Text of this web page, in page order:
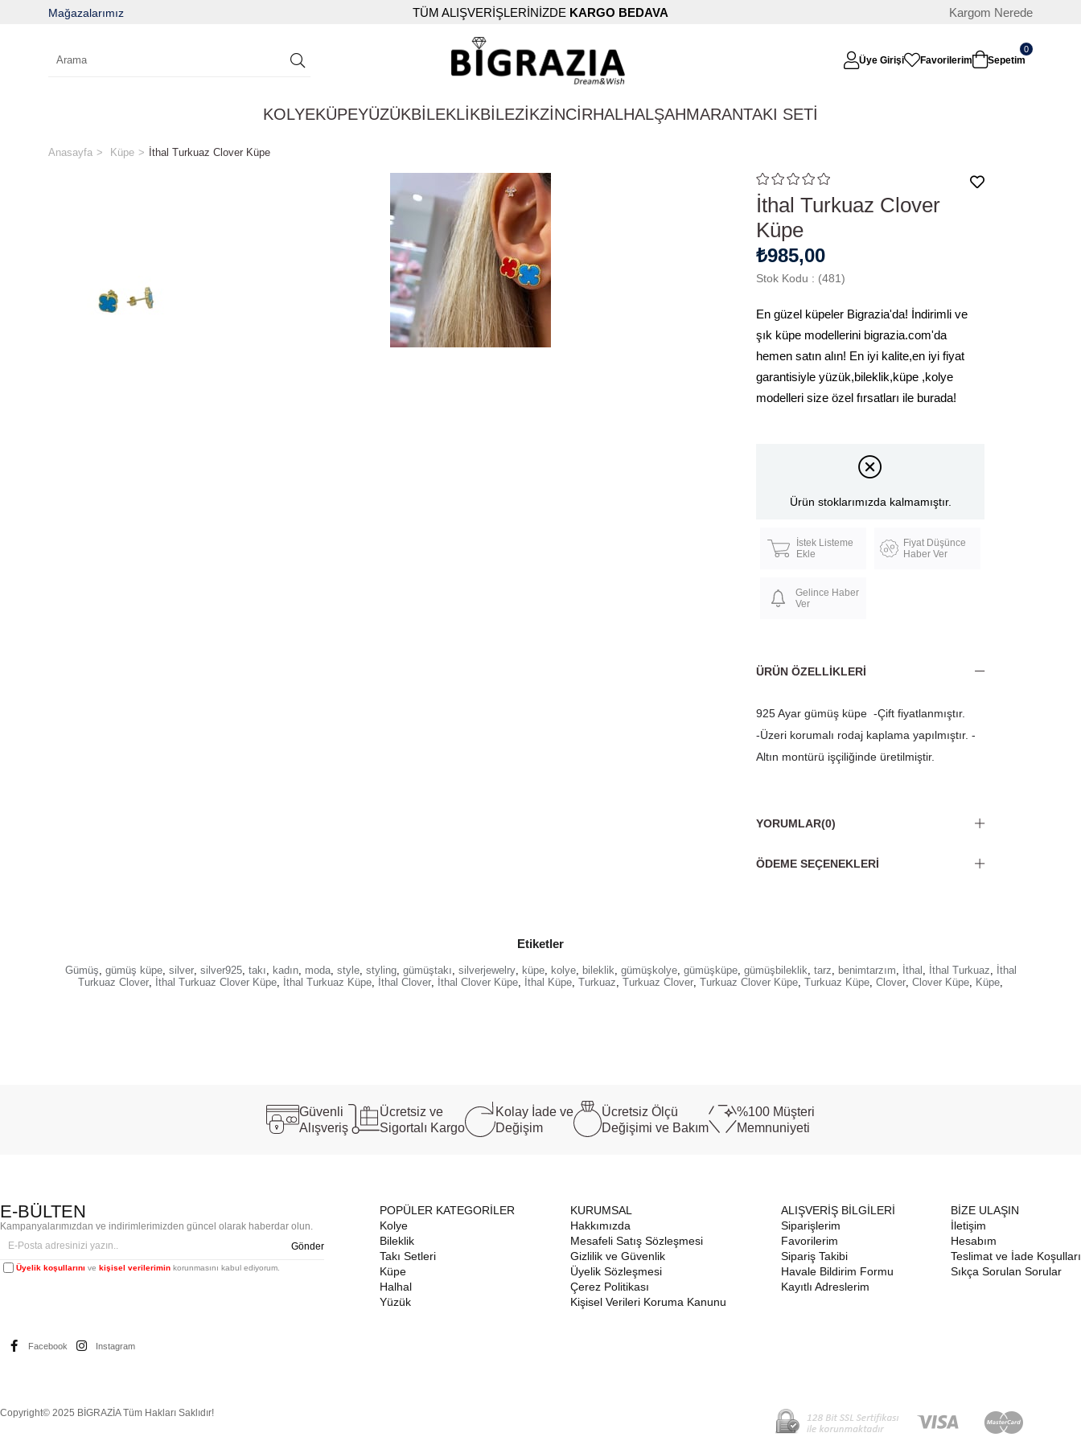
Mağazalarımız TÜM ALIŞVERİŞLERİNİZDE KARGO BEDAVA Kargom Nerede
Üye Girişi Favorilerim Sepetim
0
KOLYEKÜPEYÜZÜKBİLEKLİKBİLEZİKZİNCİRHALHALŞAHMARANTAKI SETİ
Anasayfa Küpe İthal Turkuaz Clover Küpe
İthal Turkuaz Clover
Küpe
₺985,00
Stok Kodu (481)
En güzel küpeler Bigrazia'da! İndirimli ve
şık küpe modellerini bigrazia.com'da
hemen satın alın! En iyi kalite,en iyi fiyat
garantisiyle yüzük,bileklik,küpe ,kolye
modelleri size özel fırsatları ile burada!
Ürün stoklarımızda kalmamıştır.
İstek Listeme
Ekle
Fiyat Düşünce
Haber Ver
Gelince Haber
Ver
ÜRÜN ÖZELLIKLERI
925 Ayar gümüş küpe -Çift fiyatlanmıştır.
-Üzeri korumalı rodaj kaplama yapılmıştır. -
Altın montürü işçiliğinde üretilmiştir.
YORUMLAR(0)
ÖDEME SEÇENEKLERI
Etiketler
Gümüş, gümüş küpe, silver, silver925, takı, kadın, moda, style, styling, gümüştakı, silverjewelry, küpe, kolye, bileklik, gümüşkolye, gümüşküpe, gümüşbileklik, tarz, benimtarzım, İthal , İthal Turkuaz, İthal
Turkuaz Clover, İthal Turkuaz Clover Küpe, İthal Turkuaz Küpe, İthal Clover, İthal Clover Küpe, İthal Küpe, Turkuaz, Turkuaz Clover, Turkuaz Clover Küpe, Turkuaz Küpe, Clover, Clover Küpe, Küpe,
Güvenli
Alışveriş
Ücretsiz ve
Sigortalı Kargo
Kolay İade ve
Değişim
Ücretsiz Ölçü
Değişimi ve Bakım
%100 Müşteri
Memnuniyeti
E-BÜLTEN
Kampanyalarımızdan ve indirimlerimizden güncel olarak haberdar olun.
Gönder
Üyelik koşullarını ve kişisel verilerimin korunmasını kabul ediyorum.
Facebook Instagram
POPÜLER KATEGORİLER
Kolye
Bileklik
Takı Setleri
Küpe
Halhal
Yüzük
KURUMSAL
Hakkımızda
Mesafeli Satış Sözleşmesi
Gizlilik ve Güvenlik
Üyelik Sözleşmesi
Çerez Politikası
Kişisel Verileri Koruma Kanunu
ALIŞVERİŞ BİLGİLERİ
Siparişlerim
Favorilerim
Sipariş Takibi
Havale Bildirim Formu
Kayıtlı Adreslerim
BİZE ULAŞIN
İletişim
Hesabım
Teslimat ve İade Koşulları
Sıkça Sorulan Sorular
Copyright© 2025 BİGRAZİA Tüm Hakları Saklıdır!